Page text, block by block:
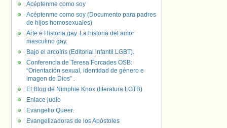
Acéptenme como soy
Acéptenme como soy (Documento para padres
de hijos homosexuales)
Arte e Historia gay. La historia del amor
masculino gay.
Bajo el arcoíris (Editorial infantil LGBT).
Conferencia de Teresa Forcades OSB:
“Orientación sexual, identidad de género e
imagen de Dios” .
El Blog de Nimphie Knox (literatura LGTB)
Enlace judío
Evangelio Queer.
Evangelizadoras de los Apóstoles